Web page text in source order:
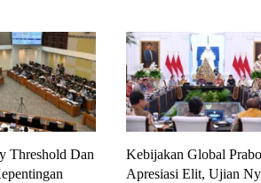
Threshold Dan
Kebijakan Global
Apresiasi Elit, Ujian